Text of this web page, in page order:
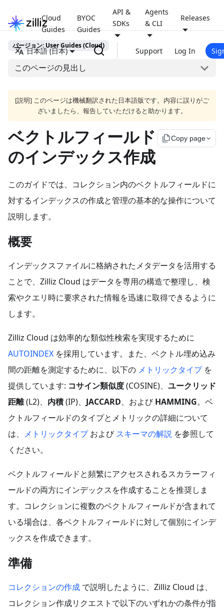
Cloud
Guides
BYOC
Guides
API &
SDKs
Agents
& CLI
Releases
日本語 (日本) Support Log In
バージョン: User Guides (Cloud)
このページの見出し
[説明] このページは機械翻訳された日本語版です。内容に誤りがご
ざいましたら、報告していただけると助かります。
ベクトルフィールド
のインデックス作成
file_copyCopy page
このガイドでは、コレクション内のベクトルフィールドに
対するインデックスの作成と管理の基本的な操作について
説明します。
概要
インデックスファイルに格納されたメタデータを活用する
ことで、Zilliz Cloud はデータを専用の構造で整理し、検
索やクエリ時に要求された情報を迅速に取得できるように
します。
Zilliz Cloud は効率的な類似性検索を実現するために
AUTOINDEX を採用しています。また、ベクトル埋め込み
間の距離を測定するために、以下の メトリックタイプを
提供しています: コサイン類似度(COSINE)、 ユークリッド
距離(L2)、 内積(IP)、 JACCARD、およびHAMMING。ベ
クトルフィールドのタイプとメトリックの詳細について
は、 メトリックタイプおよびスキーマの解説 を参照して
ください。
ベクトルフィールドと頻繁にアクセスされるスカラーフィ
ールドの両方にインデックスを作成することを推奨しま
す。コレクションに複数のベクトルフィールドが含まれて
いる場合は、各ベクトルフィールドに対して個別にインデ
ックスを作成できます。
準備
コレクションの作成 で説明したように、Zilliz Cloud は、
コレクション作成リクエストで以下のいずれかの条件が指